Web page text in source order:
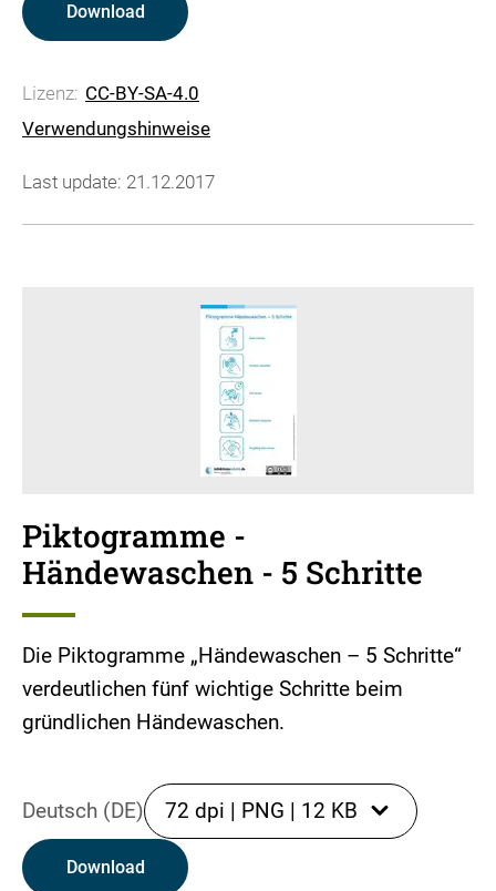
Download
Lizenz: CC-BY-SA-4.0
Verwendungshinweise
Last update: 21.12.2017
Piktogramme -
Händewaschen - 5 Schritte
Die Piktogramme „Händewaschen – 5 Schritte“
verdeutlichen fünf wichtige Schritte beim
gründlichen Händewaschen.
Deutsch (DE) 72 dpi | PNG | 12 KB
Download